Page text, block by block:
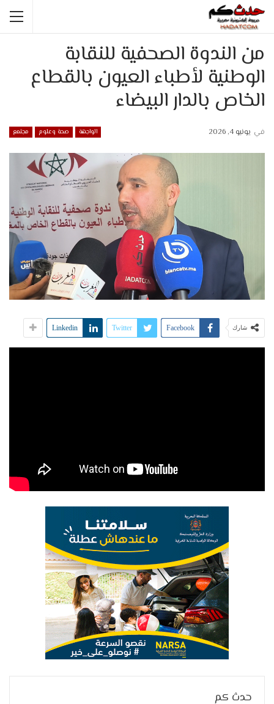
من الندوة الصحفية للنقابة
الوطنية لأطباء العيون بالقطاع
الخاص بالدار البيضاء
الواجهة صحة وعلوم مجتمع في يونيو 4, 2026
شارك Facebook
Twitter
Linkedin
حدث كم